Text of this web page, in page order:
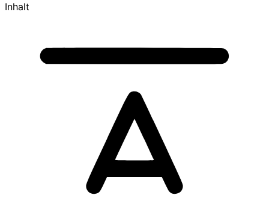
Inhalt